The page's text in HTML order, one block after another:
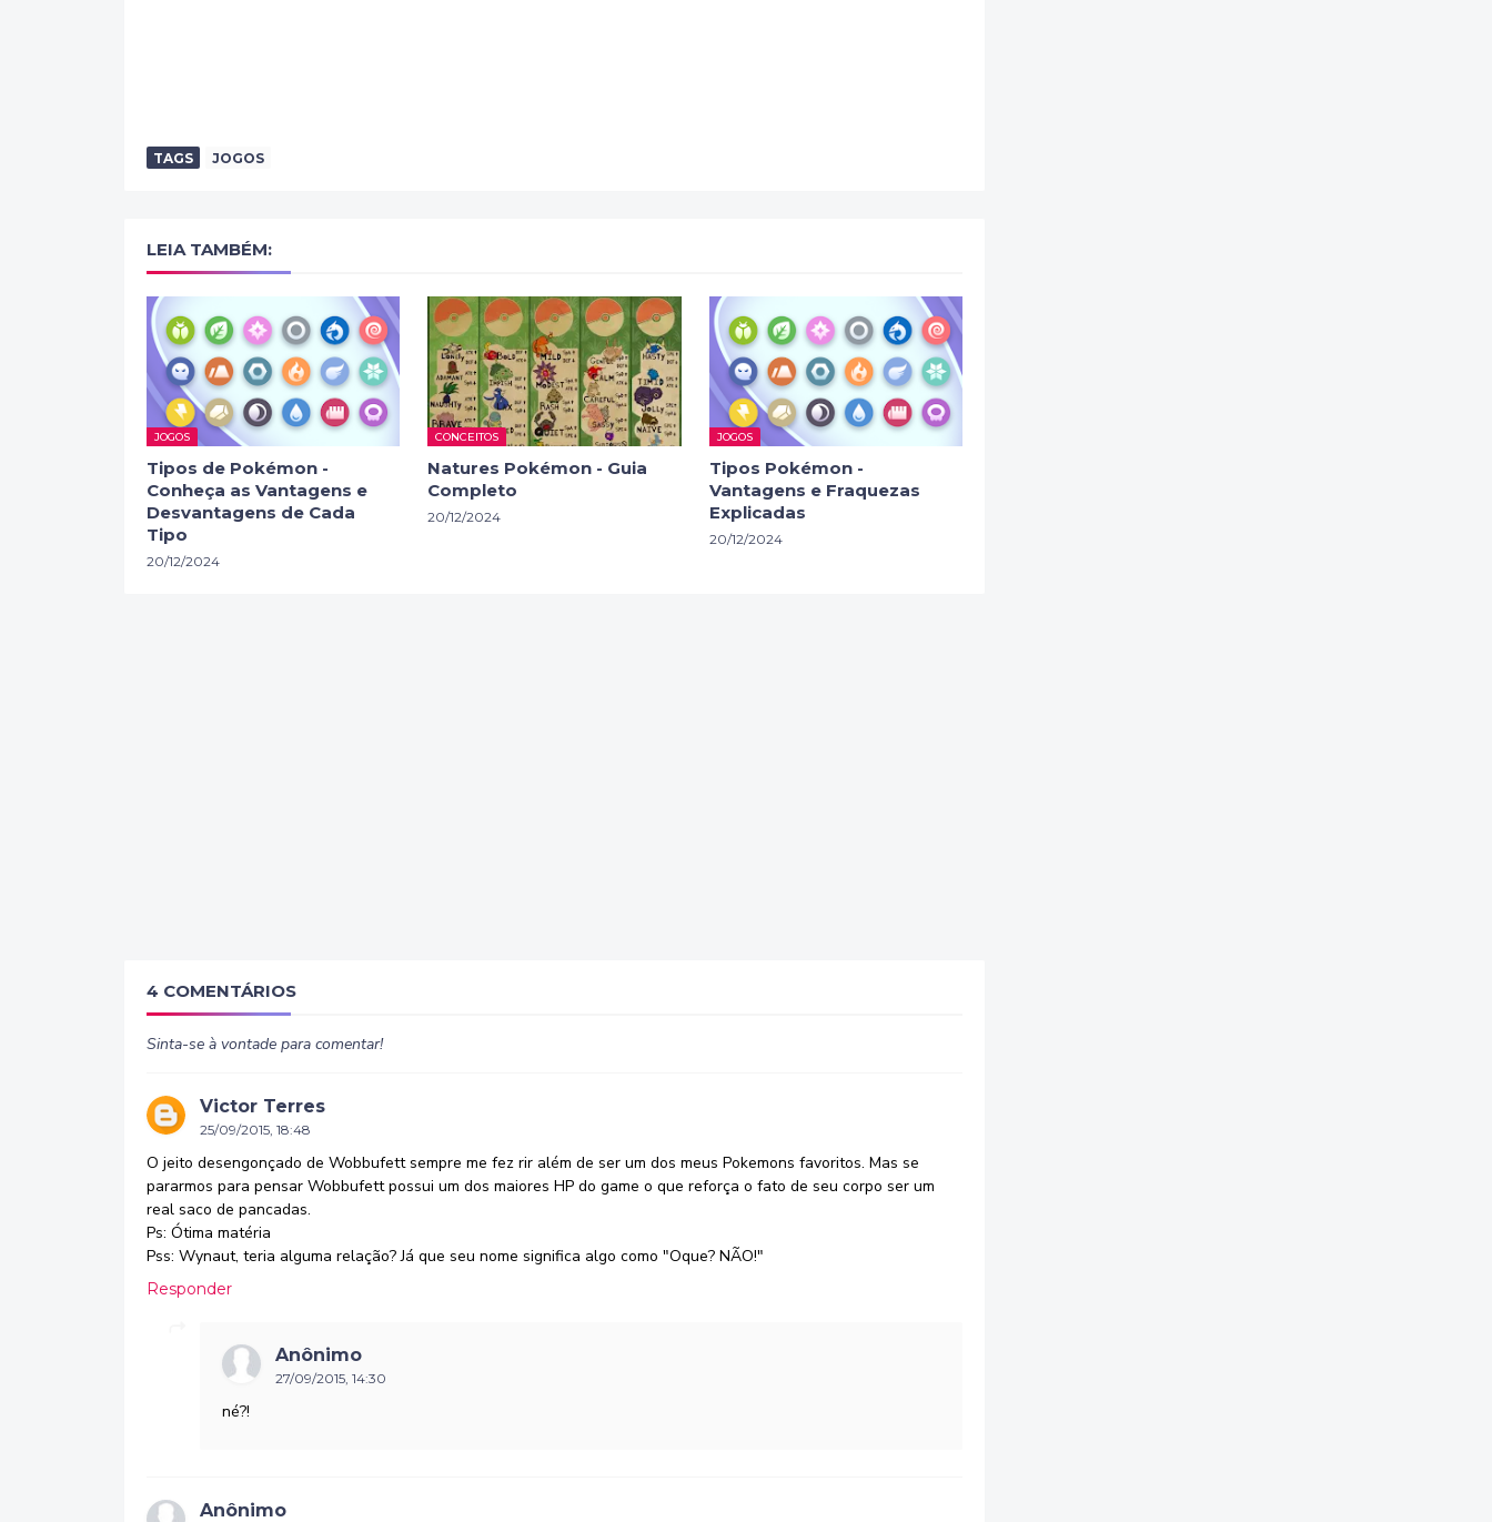
TAGS JOGOS
LEIA TAMBÉM:
JOGOS
Tipos de Pokémon -
Conheça as Vantagens e
Desvantagens de Cada
Tipo
20/12/2024
CONCEITOS
Natures Pokémon - Guia
Completo
20/12/2024
JOGOS
Tipos Pokémon -
Vantagens e Fraquezas
Explicadas
20/12/2024
4 COMENTÁRIOS
Sinta-se à vontade para comentar!
Victor Terres
25/09/2015, 18:48
O jeito desengonçado de Wobbufett sempre me fez rir além de ser um dos meus Pokemons favoritos. Mas se
pararmos para pensar Wobbufett possui um dos maiores HP do game o que reforça o fato de seu corpo ser um
real saco de pancadas.
Ps: Ótima matéria
Pss: Wynaut, teria alguma relação? Já que seu nome significa algo como "Oque? NÃO!"
Responder
Anônimo
27/09/2015, 14:30
né?!
Anônimo